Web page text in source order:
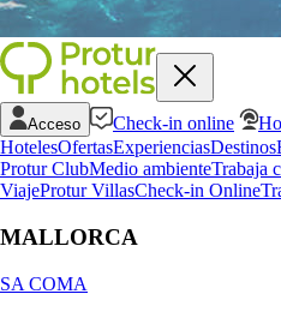
Acceso Check-in online
HotelesOfertasExperienciasDestinos
Protur ClubMedio ambienteTrabaja
ViajeProtur VillasCheck-in Online
MALLORCA
SA COMA